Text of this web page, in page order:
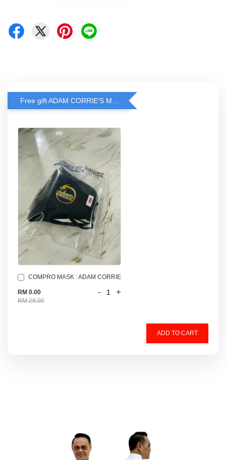
COMPRO MASK : ADAM CORRIE
RM 0.00
RM 28.00
- +
ADD TO CART